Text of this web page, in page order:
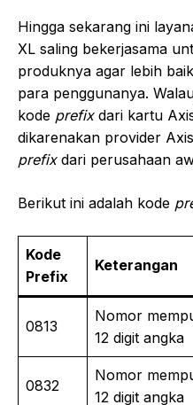
Hingga sekarang ini
XL saling bekerjasama
produknya agar lebih
para penggunanya.
kode prefixdari kartu
dikarenakan provider
prefixdari perusahaan
Berikut ini adalah kode
Kode
Prefix
Keterangan
0813
Nomor
12 digit angka
0832
Nomor
12 digit angka